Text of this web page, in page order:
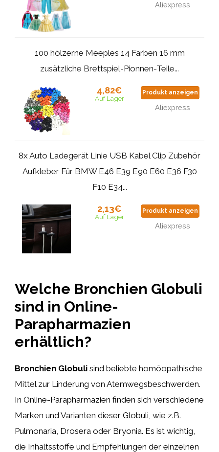
Aliexpress
100 hölzerne Meeples 14 Farben 16 mm
zusätzliche Brettspiel-Pionnen-Teile...
4,82€
Auf Lager
Produkt anzeigen
Aliexpress
8x Auto Ladegerät Linie USB Kabel Clip Zubehör
Aufkleber Für BMW E46 E39 E90 E60 E36 F30
F10 E34...
2,13€
Auf Lager
Produkt anzeigen
Aliexpress
Welche Bronchien Globuli
sind in Online-
Parapharmazien
erhältlich?
Bronchien Globuli sind beliebte homöopathische
Mittel zur Linderung von Atemwegsbeschwerden.
In Online-Parapharmazien finden sich verschiedene
Marken und Varianten dieser Globuli, wie z.B.
Pulmonaria, Drosera oder Bryonia. Es ist wichtig,
die Inhaltsstoffe und Empfehlungen der einzelnen